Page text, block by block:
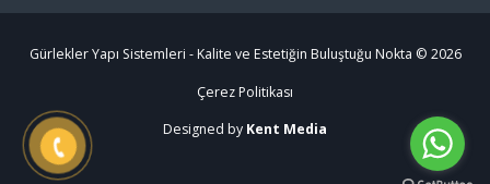
Gürlekler Yapı Sistemleri - Kalite ve Estetiğin Buluştuğu Nokta © 2026
Çerez Politikası
Designed by Kent Media